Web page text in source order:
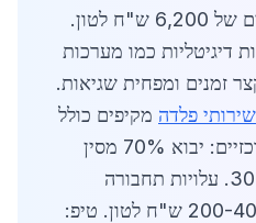
עלה ב-30%, עם מחירים של 6,200 ש"ח לטון.
דיגיטליות כמו מערכות
זמנים ומפחית שגיאות.
שירותי פלדה מקיפים כולל
חיתוך ורתכה. נתונים מרכזיים: יבוא 70% מסין
וטורקיה, ייצור מקומי 30%. עלויות תחבורה
פנים-ארציות מוסיפות 200-400 ש"ח לטון. טיפ: